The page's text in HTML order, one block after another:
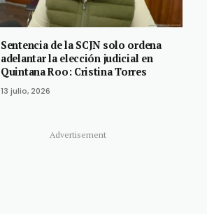
Sentencia de la SCJN solo ordena
adelantar la elección judicial en
Quintana Roo: Cristina Torres
13 julio, 2026
Advertisement